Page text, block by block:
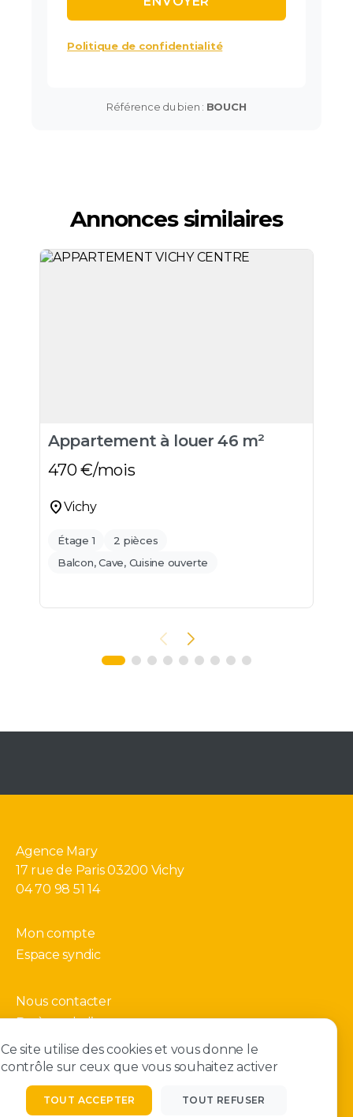
Politique de confidentialité
Référence du bien : BOUCH
Annonces similaires
Appartement à louer 46 m²
470€/mois
location_onVichy
Étage 1
2 pièces
Balcon, Cave, Cuisine ouverte
Agence Mary
17 rue de Paris 03200 Vichy
04 70 98 51 14
Mon compte
Espace syndic
Nous contacter
Barème de l’agence
Gérer mes cookies
Ce site utilise des cookies et vous donne le
contrôle sur ceux que vous souhaitez activer
TOUT ACCEPTER TOUT REFUSER